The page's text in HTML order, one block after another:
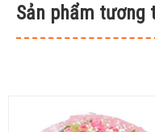
Sản phẩm tương